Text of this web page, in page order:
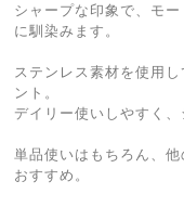
シャープな印象で、モ
に馴染みます。
ステンレス素材を使用
ント。
デイリー使いしやすく
単品使いはもちろん、
おすすめ。